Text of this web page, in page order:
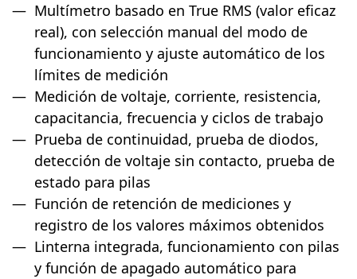
Multímetro basado en True RMS (valor eficaz
real), con selección manual del modo de
funcionamiento y ajuste automático de los
límites de medición
Medición de voltaje, corriente, resistencia,
capacitancia, frecuencia y ciclos de trabajo
Prueba de continuidad, prueba de diodos,
detección de voltaje sin contacto, prueba de
estado para pilas
Función de retención de mediciones y
registro de los valores máximos obtenidos
Linterna integrada, funcionamiento con pilas
y función de apagado automático para